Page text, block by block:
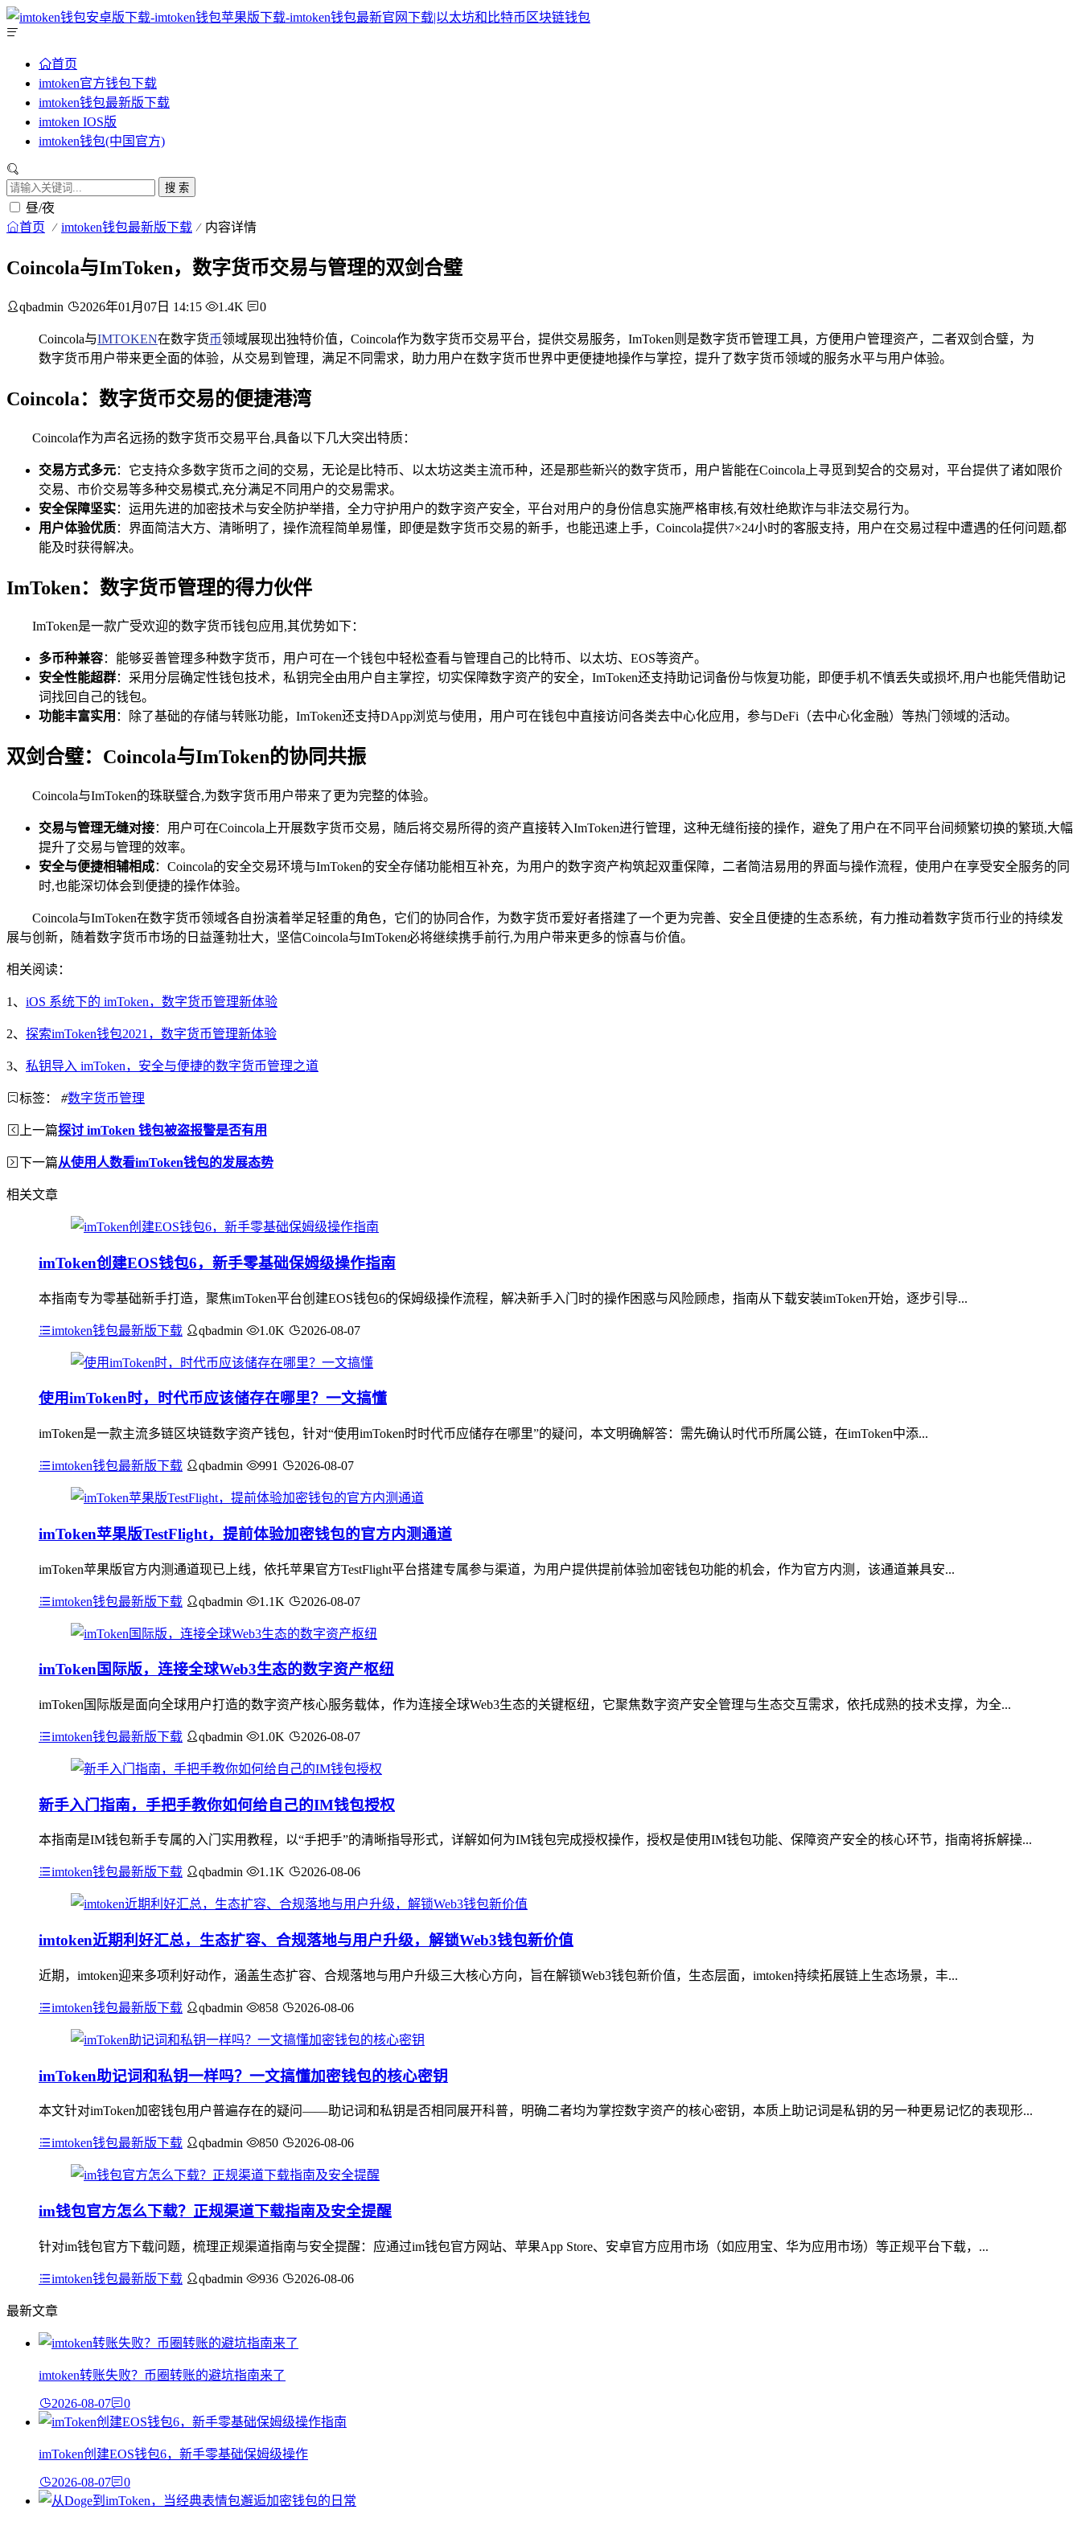
首页
imtoken官方钱包下载
imtoken钱包最新版下载
imtoken IOS版
imtoken钱包(中国官方)
搜 索
昼/夜
首页 imtoken钱包最新版下载 内容详情
Coincola与ImToken，数字货币交易与管理的双剑合璧
qbadmin 2026年01月07日 14:15 1.4K 0
Coincola与IMTOKEN在数字货币领域展现出独特价值，Coincola作为数字货币交易平台，提供交易服务，ImToken则是数字货币管理工具，方便用户管理资产，二者双剑合璧，为
数字货币用户带来更全面的体验，从交易到管理，满足不同需求，助力用户在数字货币世界中更便捷地操作与掌控，提升了数字货币领域的服务水平与用户体验。
Coincola：数字货币交易的便捷港湾
Coincola作为声名远扬的数字货币交易平台,具备以下几大突出特质：
交易方式多元：它支持众多数字货币之间的交易，无论是比特币、以太坊这类主流币种，还是那些新兴的数字货币，用户皆能在Coincola上寻觅到契合的交易对，平台提供了诸如限价
交易、市价交易等多种交易模式,充分满足不同用户的交易需求。
安全保障坚实：运用先进的加密技术与安全防护举措，全力守护用户的数字资产安全，平台对用户的身份信息实施严格审核,有效杜绝欺诈与非法交易行为。
用户体验优质：界面简洁大方、清晰明了，操作流程简单易懂，即便是数字货币交易的新手，也能迅速上手，Coincola提供7×24小时的客服支持，用户在交易过程中遭遇的任何问题,都
能及时获得解决。
ImToken：数字货币管理的得力伙伴
ImToken是一款广受欢迎的数字货币钱包应用,其优势如下：
多币种兼容：能够妥善管理多种数字货币，用户可在一个钱包中轻松查看与管理自己的比特币、以太坊、EOS等资产。
安全性能超群：采用分层确定性钱包技术，私钥完全由用户自主掌控，切实保障数字资产的安全，ImToken还支持助记词备份与恢复功能，即便手机不慎丢失或损坏,用户也能凭借助记
词找回自己的钱包。
功能丰富实用 ：除了基础的存储与转账功能，ImToken还支持DApp浏览与使用，用户可在钱包中直接访问各类去中心化应用，参与DeFi（去中心化金融）等热门领域的活动。
双剑合璧：Coincola与ImToken的协同共振
Coincola与ImToken的珠联璧合,为数字货币用户带来了更为完整的体验。
交易与管理无缝对接：用户可在Coincola上开展数字货币交易，随后将交易所得的资产直接转入ImToken进行管理，这种无缝衔接的操作，避免了用户在不同平台间频繁切换的繁琐,大幅
提升了交易与管理的效率。
安全与便捷相辅相成：Coincola的安全交易环境与ImToken的安全存储功能相互补充，为用户的数字资产构筑起双重保障，二者简洁易用的界面与操作流程，使用户在享受安全服务的同
时,也能深切体会到便捷的操作体验。
Coincola与ImToken在数字货币领域各自扮演着举足轻重的角色，它们的协同合作，为数字货币爱好者搭建了一个更为完善、安全且便捷的生态系统，有力推动着数字货币行业的持续发
展与创新，随着数字货币市场的日益蓬勃壮大，坚信Coincola与ImToken必将继续携手前行,为用户带来更多的惊喜与价值。
相关阅读：
1、 iOS 系统下的 imToken，数字货币管理新体验
2、 探索imToken钱包2021，数字货币管理新体验
3、 私钥导入 imToken，安全与便捷的数字货币管理之道
标签： #数字货币管理
上一篇探讨 imToken 钱包被盗报警是否有用
下一篇从使用人数看imToken钱包的发展态势
相关文章
imToken创建EOS钱包6，新手零基础保姆级操作指南
本指南专为零基础新手打造，聚焦imToken平台创建EOS钱包6的保姆级操作流程，解决新手入门时的操作困惑与风险顾虑，指南从下载安装imToken开始，逐步引导...
imtoken钱包最新版下载 qbadmin 1.0K 2026-08-07
使用imToken时，时代币应该储存在哪里？一文搞懂
imToken是一款主流多链区块链数字资产钱包，针对“使用imToken时时代币应储存在哪里”的疑问，本文明确解答：需先确认时代币所属公链，在imToken中添...
imtoken钱包最新版下载 qbadmin 991 2026-08-07
imToken苹果版TestFlight，提前体验加密钱包的官方内测通道
imToken苹果版官方内测通道现已上线，依托苹果官方TestFlight平台搭建专属参与渠道，为用户提供提前体验加密钱包功能的机会，作为官方内测，该通道兼具安...
imtoken钱包最新版下载 qbadmin 1.1K 2026-08-07
imToken国际版，连接全球Web3生态的数字资产枢纽
imToken国际版是面向全球用户打造的数字资产核心服务载体，作为连接全球Web3生态的关键枢纽，它聚焦数字资产安全管理与生态交互需求，依托成熟的技术支撑，为全...
imtoken钱包最新版下载 qbadmin 1.0K 2026-08-07
新手入门指南，手把手教你如何给自己的IM钱包授权
本指南是IM钱包新手专属的入门实用教程，以“手把手”的清晰指导形式，详解如何为IM钱包完成授权操作，授权是使用IM钱包功能、保障资产安全的核心环节，指南将拆解操...
imtoken钱包最新版下载 qbadmin 1.1K 2026-08-06
imtoken近期利好汇总，生态扩容、合规落地与用户升级，解锁Web3钱包新价值
近期，imtoken迎来多项利好动作，涵盖生态扩容、合规落地与用户升级三大核心方向，旨在解锁Web3钱包新价值，生态层面，imtoken持续拓展链上生态场景，丰...
imtoken钱包最新版下载 qbadmin 858 2026-08-06
imToken助记词和私钥一样吗？一文搞懂加密钱包的核心密钥
本文针对imToken加密钱包用户普遍存在的疑问——助记词和私钥是否相同展开科普，明确二者均为掌控数字资产的核心密钥，本质上助记词是私钥的另一种更易记忆的表现形...
imtoken钱包最新版下载 qbadmin 850 2026-08-06
im钱包官方怎么下载？正规渠道下载指南及安全提醒
针对im钱包官方下载问题，梳理正规渠道指南与安全提醒：应通过im钱包官方网站、苹果App Store、安卓官方应用市场（如应用宝、华为应用市场）等正规平台下载，...
imtoken钱包最新版下载 qbadmin 936 2026-08-06
最新文章
imtoken转账失败？币圈转账的避坑指南来了
2026-08-07 0
imToken创建EOS钱包6，新手零基础保姆级操作
2026-08-07 0